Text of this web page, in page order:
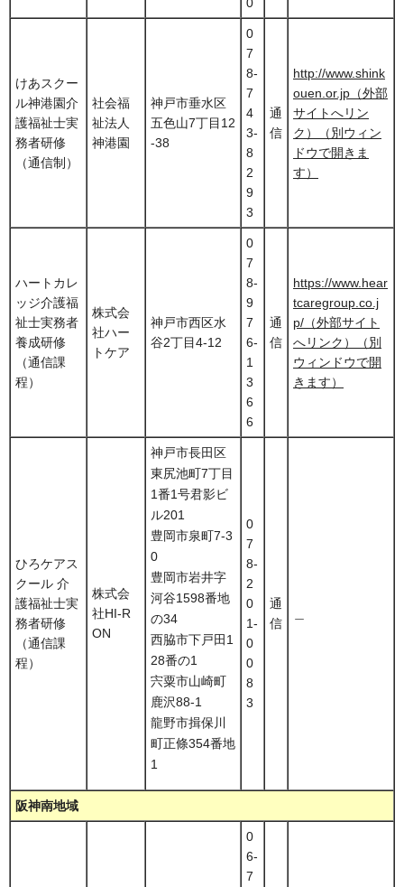
けあスクー
ル神港園介
護福祉士実
務者研修
（通信制）
社会福
祉法人
神港園
神戸市垂水区
五色山7丁目12
-38
0
7
8-
7
4
3-
8
2
9
3
通
信
http://www.shink
ouen.or.jp（外部
サイトへリン
ク）（別ウィン
ドウで開きま
す）
ハートカレ
ッジ介護福
祉士実務者
養成研修
（通信課
程）
株式会
社ハー
トケア
神戸市西区水
谷2丁目4-12
0
7
8-
9
7
6-
1
3
6
6
通
信
https://www.hear
tcaregroup.co.j
p/（外部サイト
へリンク）（別
ウィンドウで開
きます）
ひろケアス
クール 介
護福祉士実
務者研修
（通信課
程）
株式会
社HI-R
ON
神戸市長田区
東尻池町7丁目
1番1号君影ビ
ル201
豊岡市泉町7-3
0
豊岡市岩井字
河谷1598番地
の34
西脇市下戸田1
28番の1
宍粟市山崎町
鹿沢88-1
龍野市揖保川
町正條354番地
1
0
7
8-
2
0
1-
0
0
8
3
通
信
阪神南地域
0
6-
7